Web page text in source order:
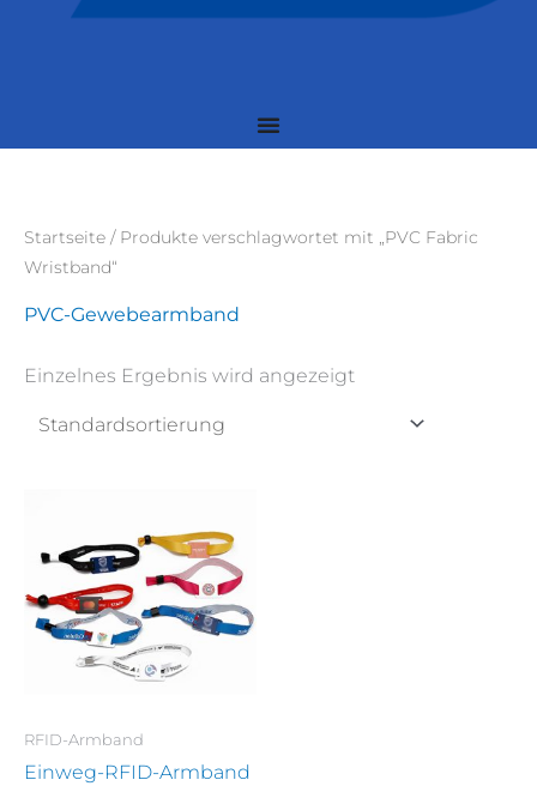
Startseite / Produkte verschlagwortet mit „PVC Fabric
Wristband“
PVC-Gewebearmband
Einzelnes Ergebnis wird angezeigt
RFID-Armband
Einweg-RFID-Armband